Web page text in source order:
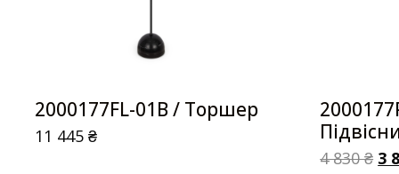
2000177FL-01B / Торшер
11 445₴
4 830₴ 3